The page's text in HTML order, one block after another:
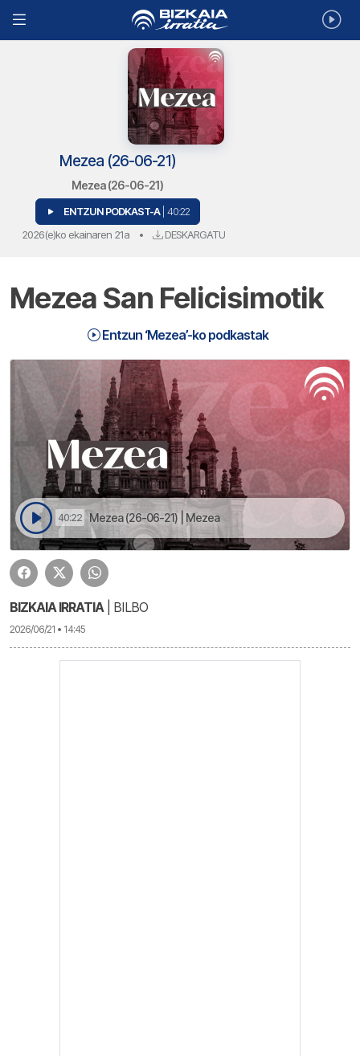
Mezea (26-06-21)
Mezea (26-06-21)
ENTZUN PODKAST-A | 40:22
2026(e)ko ekainaren 21a • DESKARGATU
Mezea San Felicisimotik
Entzun ‘Mezea’-ko podkastak
40:22 Mezea (26-06-21) | Mezea
BIZKAIA IRRATIA| BILBO
2026/06/21 • 14:45